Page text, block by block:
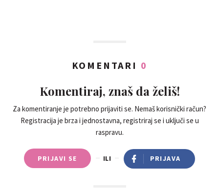
KOMENTARI 0
Komentiraj, znaš da želiš!
Za komentiranje je potrebno prijaviti se. Nemaš korisnički račun?
Registracija je brza i jednostavna, registriraj se i uključi se u
raspravu.
PRIJAVI SE ILI PRIJAVA